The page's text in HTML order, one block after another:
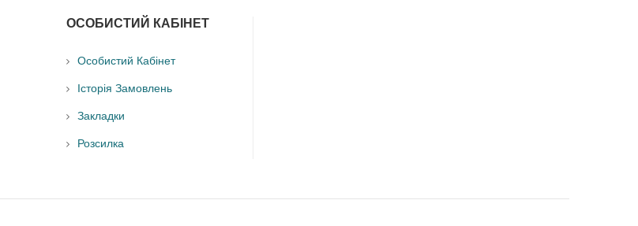
ОСОБИСТИЙ КАБІНЕТ
Особистий Кабінет
Історія Замовлень
Закладки
Розсилка